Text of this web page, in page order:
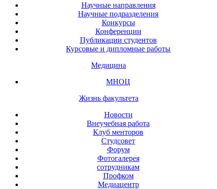
Научные направления
Научные подразделения
Конкурсы
Конференции
Публикации студентов
Курсовые и дипломные работы
Медицина
МНОЦ
Жизнь факультета
Новости
Внеучебная работа
Клуб менторов
Студсовет
Форум
Фотогалерея
сотрудникам
Профком
Медиацентр